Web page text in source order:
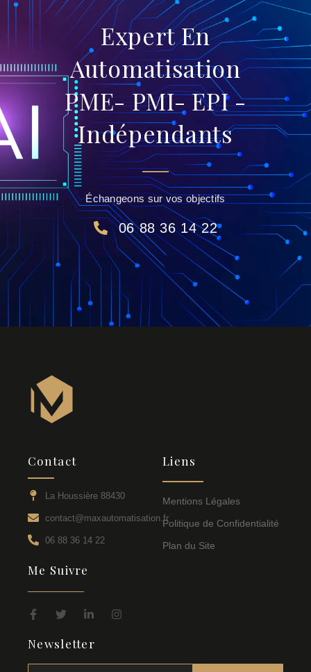
Expert En
Automatisation
PME- PMI- EPI -
Indépendants
Échangeons sur vos objectifs
06 88 36 14 22
Contact
La Houssière 88430
contact@maxautomatisation.fr
06 88 36 14 22
Liens
Mentions Légales
Politique de Confidentialité
Plan du Site
Me Suivre
Newsletter